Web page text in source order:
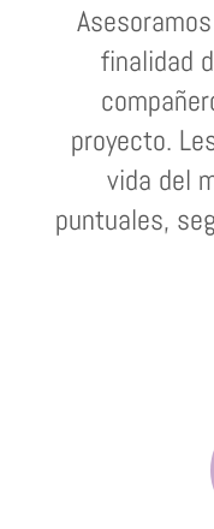
finalidad
proyecto.
vida del
puntuales,